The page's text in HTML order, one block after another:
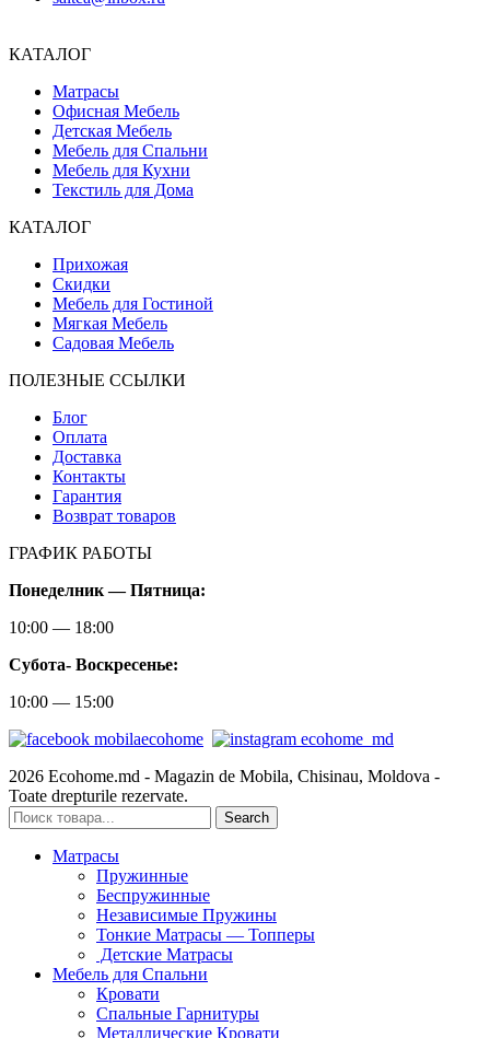
КАТАЛОГ
Матрасы
Офисная Мебель
Детская Мебель
Мебель для Спальни
Мебель для Кухни
Текстиль для Дома
КАТАЛОГ
Прихожая
Скидки
Мебель для Гостиной
Мягкая Мебель
Садовая Мебель
ПОЛЕЗНЫЕ ССЫЛКИ
Блог
Оплата
Доставка
Контакты
Гарантия
Возврат товаров
ГРАФИК РАБОТЫ
Понеделник — Пятница:
10:00 — 18:00
Субота- Воскресенье:
10:00 — 15:00
2026 Ecohome.md - Magazin de Mobila, Chisinau, Moldova -
Toate drepturile rezervate.
Search
Матрасы
Пружинные
Беспружинные
Независимые Пружины
Тонкие Матрасы — Топперы
Детские Матрасы
Мебель для Спальни
Кровати
Спальные Гарнитуры
Металлические Кровати